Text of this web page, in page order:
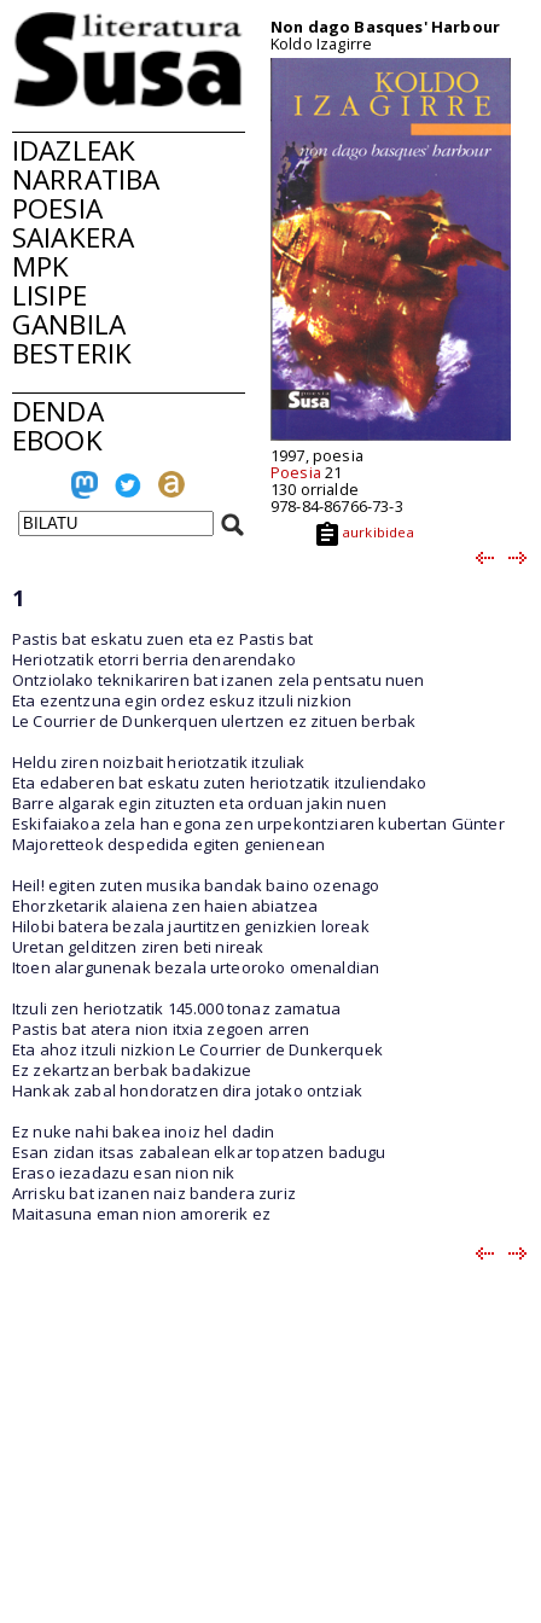
IDAZLEAK
NARRATIBA
POESIA
SAIAKERA
MPK
LISIPE
GANBILA
BESTERIK
DENDA
EBOOK
Non dago Basques' Harbour
Koldo Izagirre
1997, poesia
Poesia 21
130 orrialde
978-84-86766-73-3
aurkibidea
1
Pastis bat eskatu zuen eta ez Pastis bat
Heriotzatik etorri berria denarendako
Ontziolako teknikariren bat izanen zela pentsatu nuen
Eta ezentzuna egin ordez eskuz itzuli nizkion
Le Courrier de Dunkerquen ulertzen ez zituen berbak
Heldu ziren noizbait heriotzatik itzuliak
Eta edaberen bat eskatu zuten heriotzatik itzuliendako
Barre algarak egin zituzten eta orduan jakin nuen
Eskifaiakoa zela han egona zen urpekontziaren kubertan Günter
Majoretteok despedida egiten genienean
Heil! egiten zuten musika bandak baino ozenago
Ehorzketarik alaiena zen haien abiatzea
Hilobi batera bezala jaurtitzen genizkien loreak
Uretan gelditzen ziren beti nireak
Itoen alargunenak bezala urteoroko omenaldian
Itzuli zen heriotzatik 145.000 tonaz zamatua
Pastis bat atera nion itxia zegoen arren
Eta ahoz itzuli nizkion Le Courrier de Dunkerquek
Ez zekartzan berbak badakizue
Hankak zabal hondoratzen dira jotako ontziak
Ez nuke nahi bakea inoiz hel dadin
Esan zidan itsas zabalean elkar topatzen badugu
Eraso iezadazu esan nion nik
Arrisku bat izanen naiz bandera zuriz
Maitasuna eman nion amorerik ez